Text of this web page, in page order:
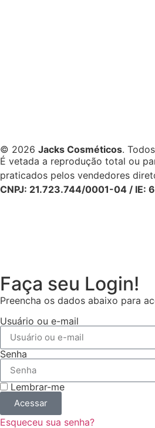
© 2026 Jacks Cosméticos.
É vetada a reprodução total ou
praticados pelos vendedores
CNPJ: 21.723.744/0001-04 / IE:
Faça seu Login!
Preencha os dados abaixo para
Usuário ou e-mail
Senha
Lembrar-me
Acessar
Esqueceu sua senha?